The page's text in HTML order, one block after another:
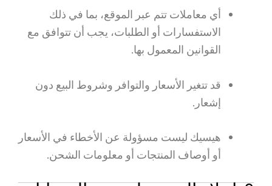
أي معاملات تتم عبر الموقع، بما في ذلك
الاستفسارات أو الطلبات، يجب أن تتوافق مع
القوانين المعمول بها.
قد تتغير الأسعار والتوافر وشروط البيع دون
إشعار.
هيسيك ليست مسؤولة عن الأخطاء في الأسعار
أو أوصاف المنتجات أو معلومات الشحن.